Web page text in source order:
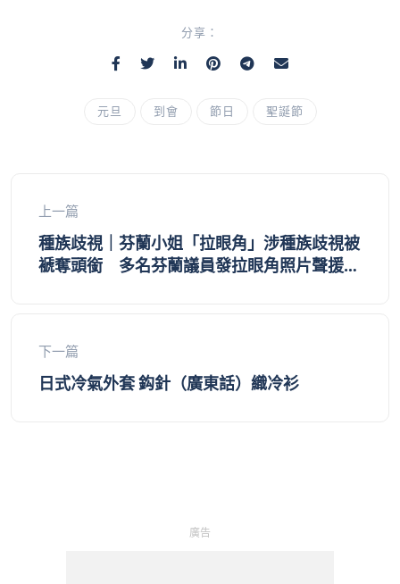
分享：
元旦 到會 節日 聖誕節
上一篇
種族歧視｜芬蘭小姐「拉眼角」涉種族歧視被
褫奪頭銜 多名芬蘭議員發拉眼角照片聲援惹
下一篇
日式冷氣外套 鈎針（廣東話）織冷衫
廣告